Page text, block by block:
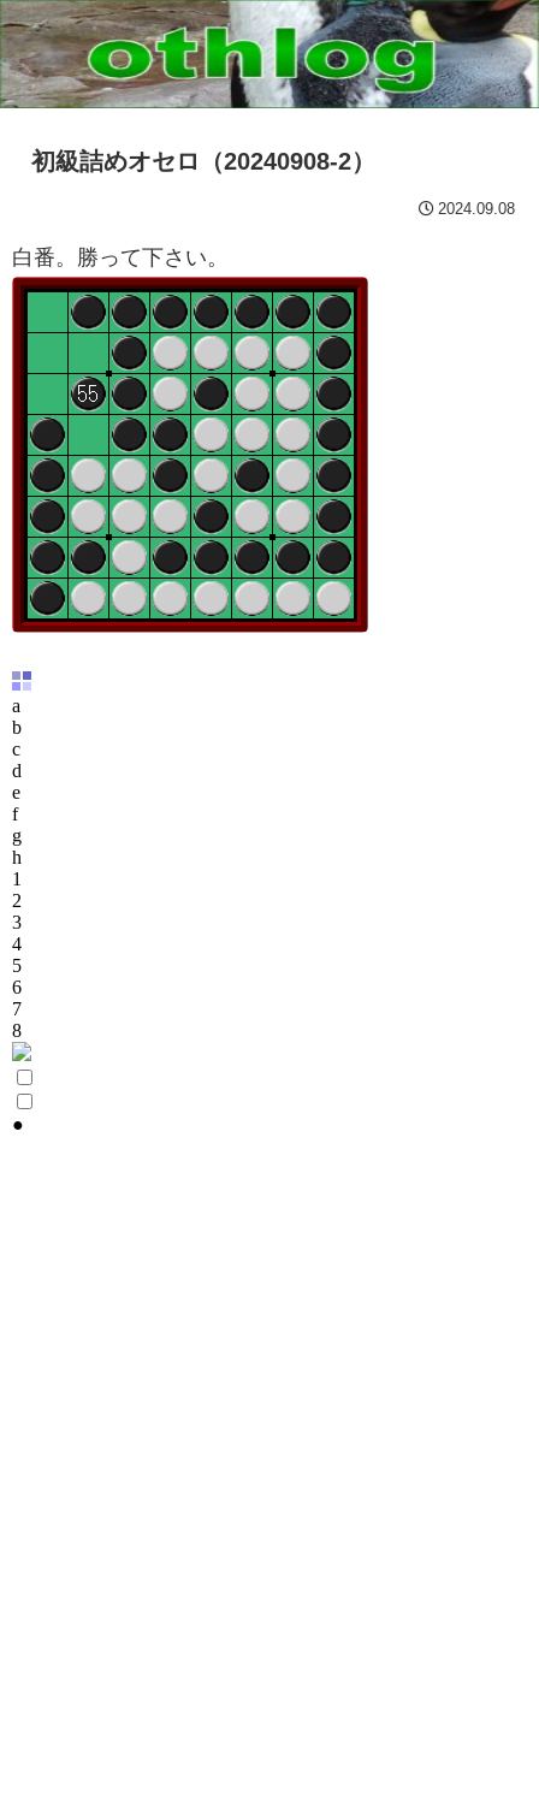
初級詰めオセロ（20240908-2）
2024.09.08
白番。勝って下さい。